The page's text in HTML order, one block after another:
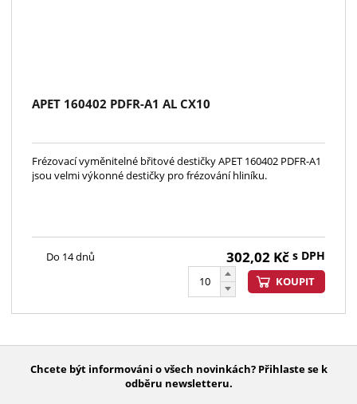
APET 160402 PDFR-A1 AL CX10
Frézovací vyměnitelné břitové destičky APET 160402 PDFR-A1
jsou velmi výkonné destičky pro frézování hliníku.
Do 14 dnů 302,02 Kč s DPH
KOUPIT
Chcete být informováni o všech novinkách? Přihlaste se k
odběru newsletteru.